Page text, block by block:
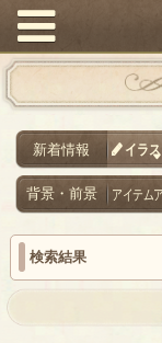
新着情報 イラ
背景・前景 アイテム
検索結果